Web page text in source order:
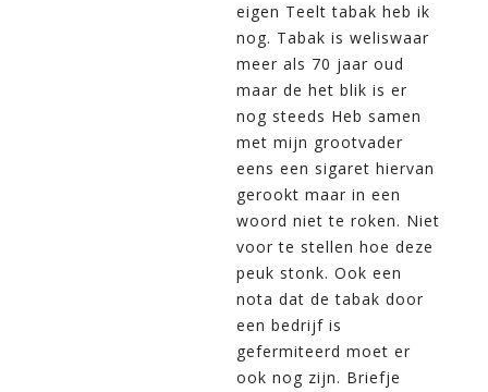
eigen Teelt tabak heb ik
nog. Tabak is weliswaar
meer als 70 jaar oud
maar de het blik is er
nog steeds Heb samen
met mijn grootvader
eens een sigaret hiervan
gerookt maar in een
woord niet te roken. Niet
voor te stellen hoe deze
peuk stonk. Ook een
nota dat de tabak door
een bedrijf is
gefermiteerd moet er
ook nog zijn. Briefje